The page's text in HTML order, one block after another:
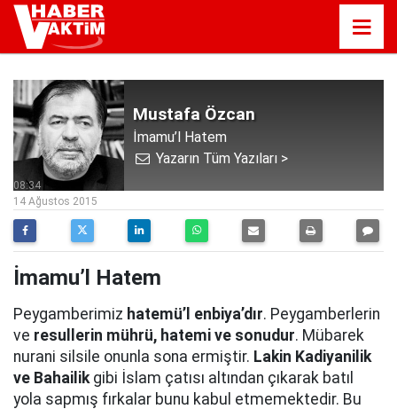
Mustafa Özcan
İmamu’l Hatem
Yazarın Tüm Yazıları >
08:34
14 Ağustos 2015
İmamu’l Hatem
Peygamberimiz hatemü’l enbiya’dır. Peygamberlerin
ve resullerin mührü, hatemi ve sonudur. Mübarek
nurani silsile onunla sona ermiştir. Lakin Kadiyanilik
ve Bahailikgibi İslam çatısı altından çıkarak batıl
yola sapmış fırkalar bunu kabul etmemektedir. Bu